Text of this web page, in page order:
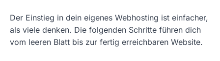
Der Einstieg in dein eigenes Webhosting ist einfacher,
als viele denken. Die folgenden Schritte führen dich
vom leeren Blatt bis zur fertig erreichbaren Website.